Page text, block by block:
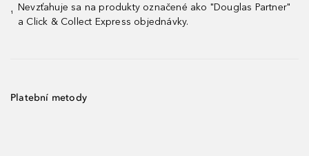
¹
Nevzťahuje sa na produkty označené ako "Douglas Partner"
a Click & Collect Express objednávky.
Platební metody